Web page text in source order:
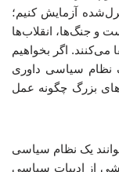
آزمایش کنیم؛
و جنگ‌ها، انقلاب‌ها
می‌کنند. اگر بخواهیم
نظام سیاسی داوری
بزرگ چگونه عمل
یک نظام سیاسی
از ادبیات سیاسی